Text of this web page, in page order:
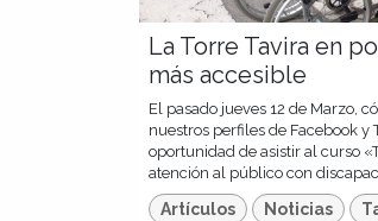
La Torre Tavira en
más accesible
El pasado jueves 12 de Marzo,
nuestros perfiles de Facebook y
oportunidad de asistir al curso
atención al público con
Artículos Noticias